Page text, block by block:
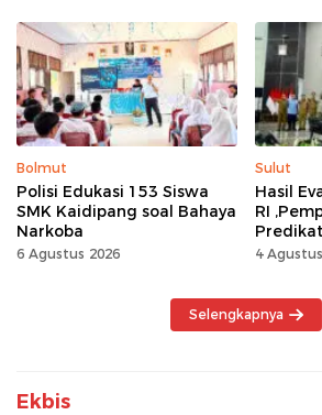
Kemerdekaan Momentum
Kerja Keras
Bolmut
Polisi Edukasi 153 Siswa
SMK Kaidipang soal Bahaya
Narkoba
6 Agustus 2026
Sulut
Hasil
RI
Tinggi
4
Selengkapnya
Ekbis